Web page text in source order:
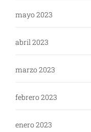
mayo 2023
abril 2023
marzo 2023
febrero 2023
enero 2023